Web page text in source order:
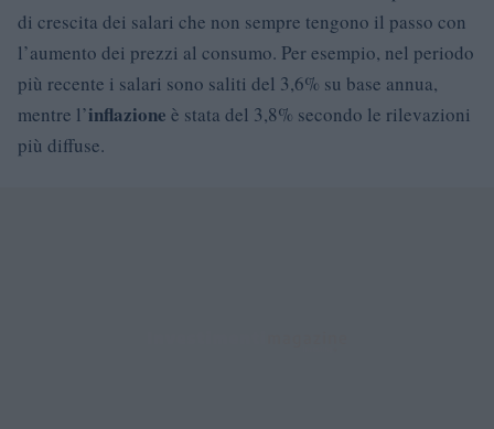
di crescita dei salari che non sempre tengono il passo con
l’aumento dei prezzi al consumo. Per esempio, nel periodo
più recente i salari sono saliti del 3,6% su base annua,
mentre l’inflazione è stata del 3,8% secondo le rilevazioni
più diffuse.